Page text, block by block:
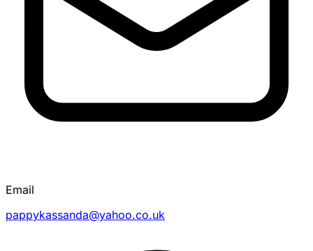
Email
pappykassanda@yahoo.co.uk